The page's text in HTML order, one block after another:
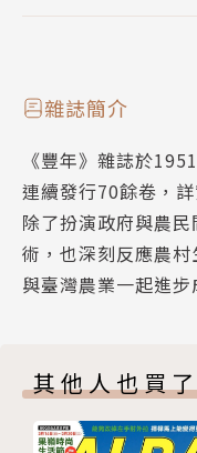
膜；寶奇生技公司
鮮農產生技公司從牛
研發的無窮生機。
農業經營 Agri
源自主
深度學習技術 > 農
作業效率
植人植語
百合 > 吹暖大地的
風峰相連 History
雜誌簡介
《豐年》雜誌於
連續發行70餘卷，
除了扮演政府與農
術，也深刻反應農村
與臺灣農業一起進步
其他人也買